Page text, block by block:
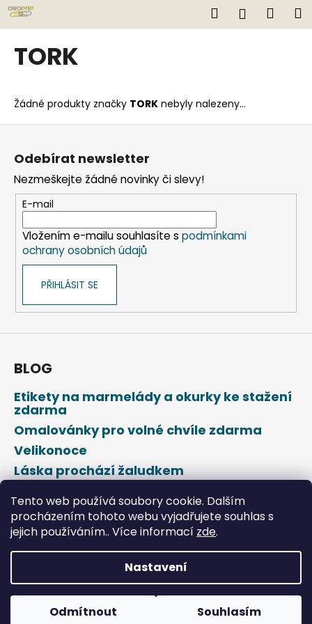
Tento web používá soubory cookie. Dalším
procházením tohoto webu vyjadřujete souhlas s
jejich používáním.. Více informací zde.
Nastavení
Odmítnout Souhlasím
Přejít
na
obsah
Hledat
TORK
Žádné produkty značky TORK nebyly nalezeny...
K
o
o
p
o
t
ř
e
b
e
n
a
í
?
HLEDAT
D
o
o
r
Z
Odebírat newsletter
Nezmeškejte žádné novinky či slevy!
E-mail
Vložením e-mailu souhlasíte s podmínkami
ochrany osobních údajů
PŘIHLÁSIT SE
BLOG
Etikety na marmelády a okurky ke stažení
zdarma
Omalovánky pro volné chvíle zdarma
Velikonoce
Láska prochází žaludkem
Vytvořil Shoptet
Copyright 2026DROPAP . Všechna práva vyhrazena.